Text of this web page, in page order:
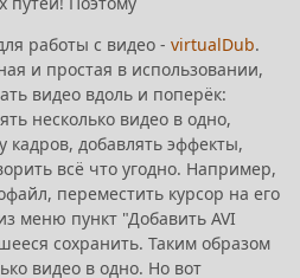
работы с видео - virtualDub.
и простая в использовании,
видео вдоль и поперёк:
несколько видео в одно,
кадров, добавлять эффекты,
всё что угодно. Например,
переместить курсор на его
меню пункт "Добавить AVI
сохранить. Таким образом
видео в одно. Но вот